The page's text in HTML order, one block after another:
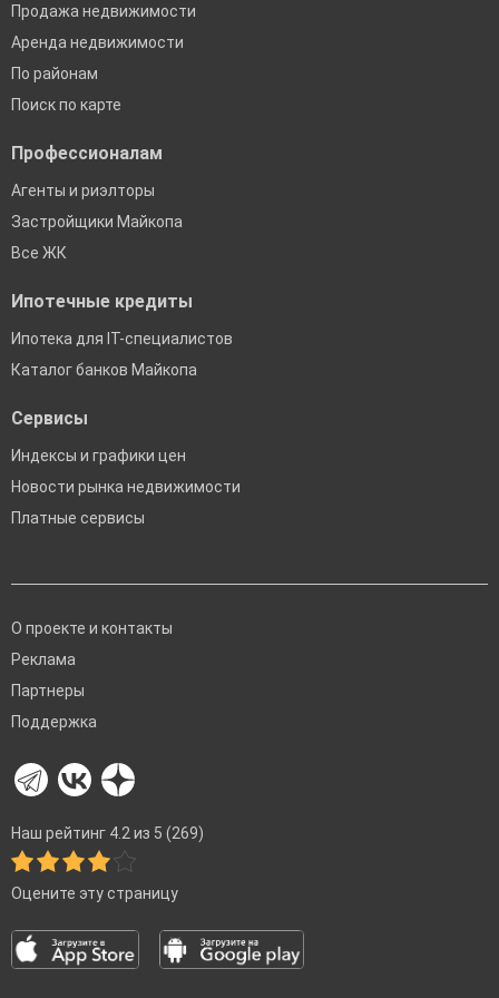
Продажа недвижимости
Аренда недвижимости
По районам
Поиск по карте
Профессионалам
Агенты и риэлторы
Застройщики Майкопа
Все ЖК
Ипотечные кредиты
Ипотека для IT-специалистов
Каталог банков Майкопа
Сервисы
Индексы и графики цен
Новости рынка недвижимости
Платные сервисы
О проекте и контакты
Реклама
Партнеры
Поддержка
Наш рейтинг 4.2 из 5 (269)
Оцените эту страницу